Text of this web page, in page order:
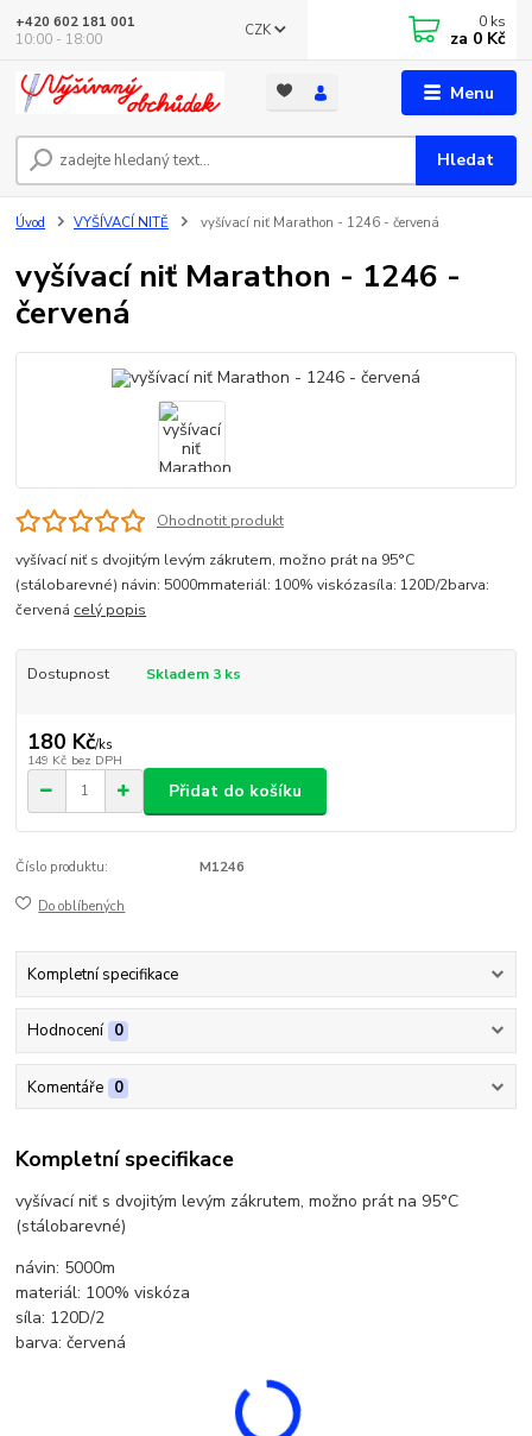
Menu
CZK
Hledat
+420 602 181 001
10:00 - 18:00
0 ks
za 0 Kč
Úvod VYŠÍVACÍ NITĚ vyšívací niť Marathon - 1246 - červená
vyšívací niť Marathon - 1246 -
červená
Ohodnotit produkt
vyšívací niť s dvojitým levým zákrutem, možno prát na 95°C
(stálobarevné) návin: 5000mmateriál: 100% viskózasíla: 120D/2barva:
červená celý popis
Dostupnost Skladem 3 ks
180 Kč/ks
149 Kč bez DPH
Přidat do košíku
Číslo produktu: M1246
Do oblíbených
Kompletní specifikace
Hodnocení 0
Komentáře 0
Kompletní specifikace
vyšívací niť s dvojitým levým zákrutem, možno prát na 95°C
(stálobarevné)
návin: 5000m
materiál: 100% viskóza
síla: 120D/2
barva: červená